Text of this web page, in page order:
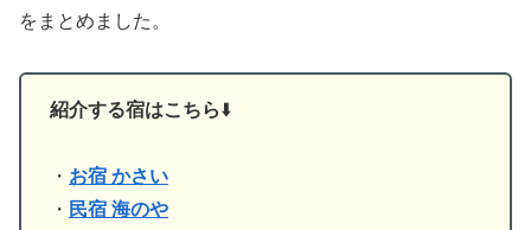
をまとめました。
紹介する宿はこちら⬇️
・ お宿 かさい
・ 民宿 海のや